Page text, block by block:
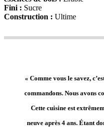
Fini : Sucre
Construction : Ultime
« Comme vous le savez,
commandons. Nous avons
Cette cuisine est
neuve après 4 ans. Étant